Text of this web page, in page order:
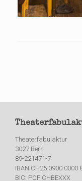
Theaterfabulaktur
3027 Bern
89-221471-7
IBAN CH25 0900 0000
BIC: POFICHBEXXX